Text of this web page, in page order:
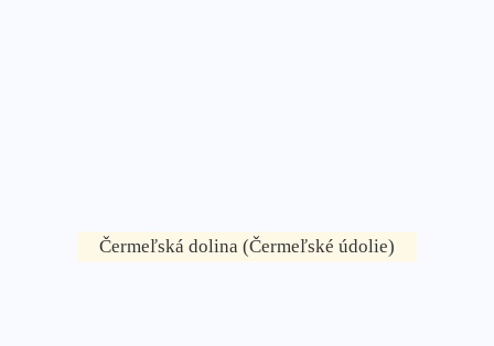
Čermeľská dolina (Čermeľské údolie)